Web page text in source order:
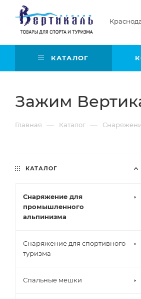
КАТАЛОГ
Зажим
Главная — Каталог —
КАТАЛОГ
Снаряжение для
промышленного
альпинизма
Снаряжение для спортивного
туризма
Спальные мешки